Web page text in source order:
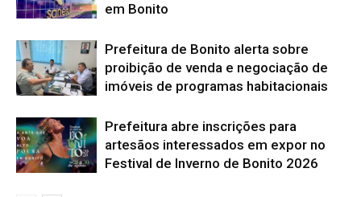
em Bonito
Prefeitura de Bonito alerta sobre
proibição de venda e negociação de
imóveis de programas habitacionais
Prefeitura abre inscrições para
artesãos interessados em expor no
Festival de Inverno de Bonito 2026